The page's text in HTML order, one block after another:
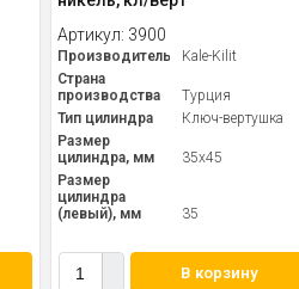
Артикул: 3900
Производитель
Kale-Kilit
Страна
производства
Турция
Тип цилиндра
Ключ-вертушка
Размер
цилиндра, мм
35x45
Размер
цилиндра
(левый), мм
35
В корзину